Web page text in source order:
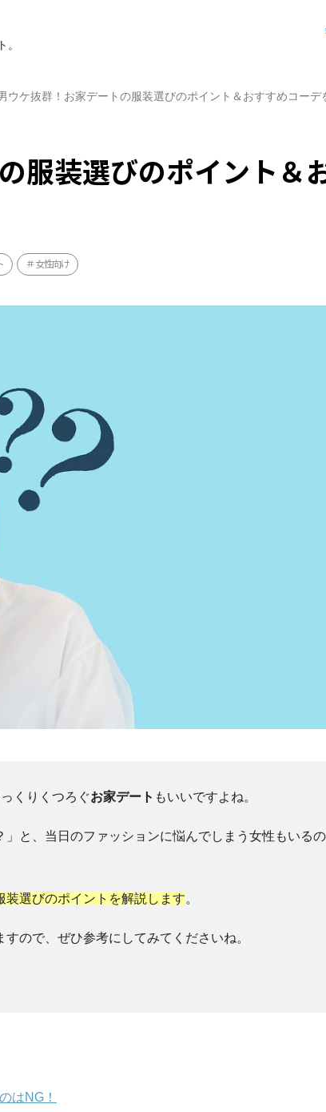
。
ウケ抜群！お家デートの服装選びのポイント＆おすすめコーデ
服装選びのポイント＆
女性向け
くりくつろぐお家デート もいいですよね。
と、当日のファッションに悩んでしまう女性もいる
装選びのポイントを解説します。
ので、ぜひ参考にしてみてくださいね。
はNG！